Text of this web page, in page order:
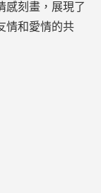
感刻畫，展現了
情和愛情的共